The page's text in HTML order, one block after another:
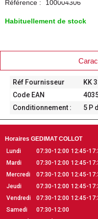
Référence : 100004306
Habituellement de stock
Réf Fournisseur
KK
Code EAN
Conditionnement :
5 P
Horaires GEDIMAT COLLOT
Lundi
07:30-12:00 12:45-
Mardi
07:30-12:00 12:45-
Mercredi
07:30-12:00 12:45-
Jeudi
07:30-12:00 12:45-
Vendredi
07:30-12:00 12:45-
Samedi
07:30-12:00